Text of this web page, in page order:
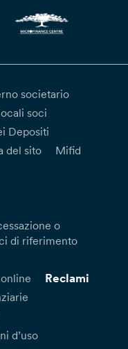
societario
soci
Depositi
del sito
Mifid
o
di riferimento
Reclami
d’uso